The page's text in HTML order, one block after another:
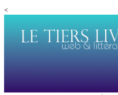
<